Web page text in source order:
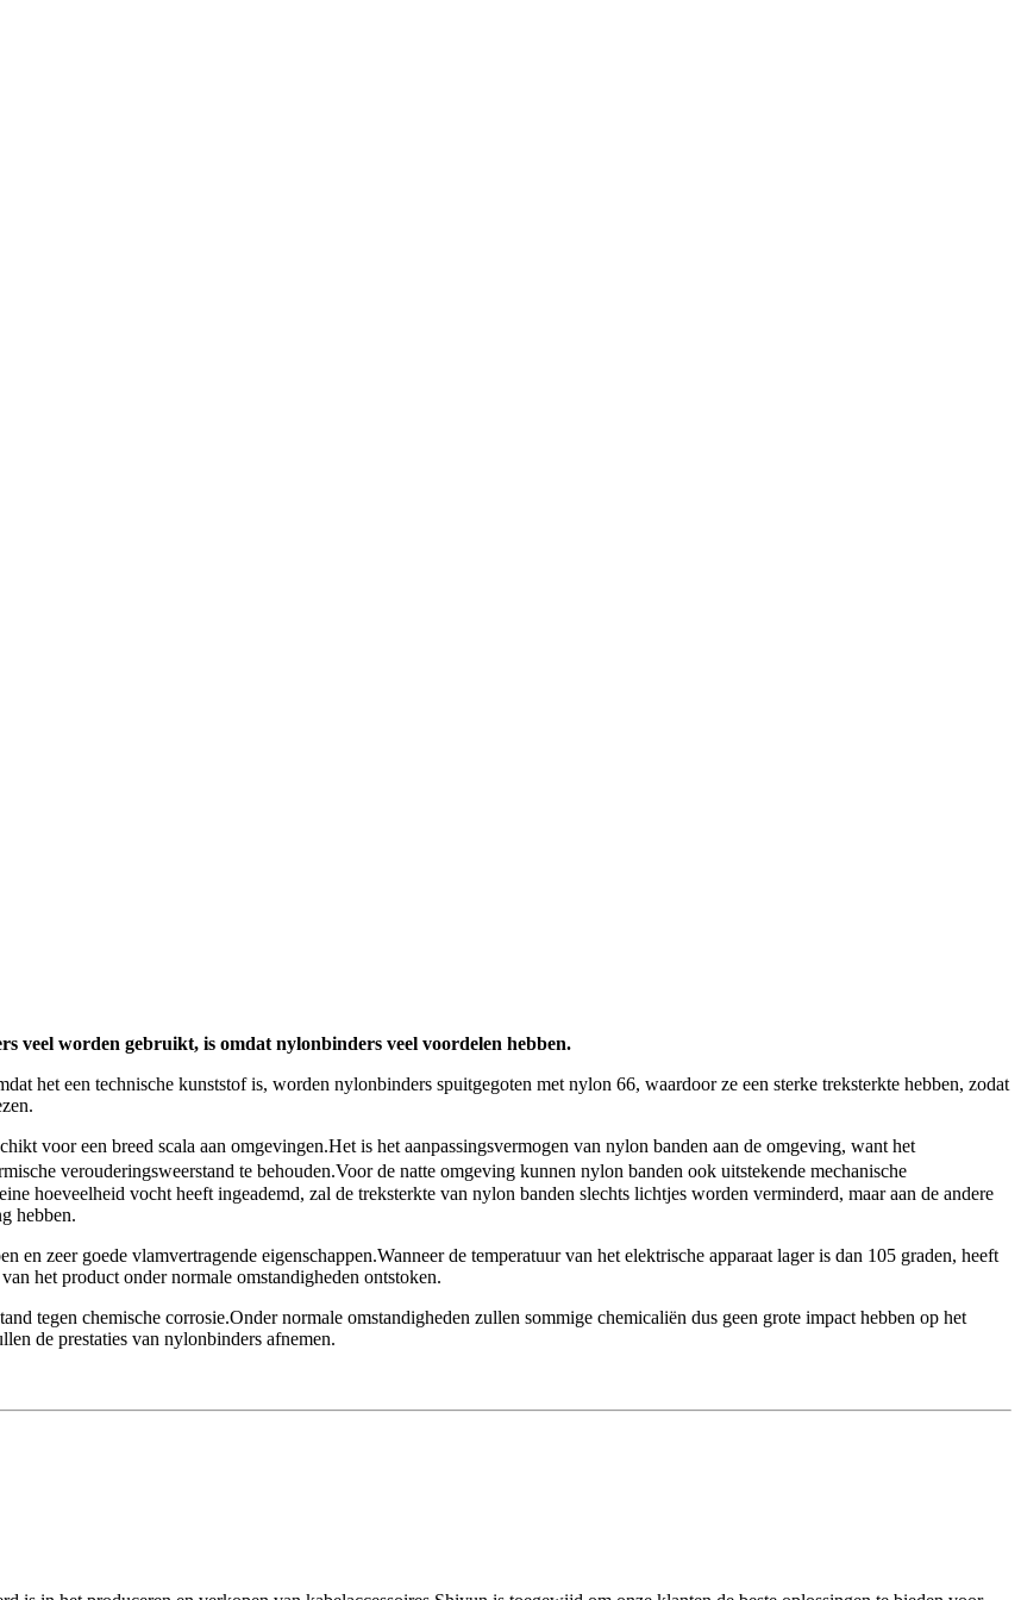
veel worden gebruikt, is omdat nylonbinders veel voordelen hebben.
het een technische kunststof is, worden nylonbinders spuitgegoten met nylon 66, waardoor ze een sterke treksterkte hebben, zodat
voor een breed scala aan omgevingen.Het is het aanpassingsvermogen van nylon banden aan de omgeving, want het
verouderingsweerstand te behouden.Voor de natte omgeving kunnen nylon banden ook uitstekende mechanische
hoeveelheid vocht heeft ingeademd, zal de treksterkte van nylon banden slechts lichtjes worden verminderd, maar aan de andere
hebben.
en zeer goede vlamvertragende eigenschappen.Wanneer de temperatuur van het elektrische apparaat lager is dan 105 graden, heeft
het product onder normale omstandigheden ontstoken.
tegen chemische corrosie.Onder normale omstandigheden zullen sommige chemicaliën dus geen grote impact hebben op het
de prestaties van nylonbinders afnemen.